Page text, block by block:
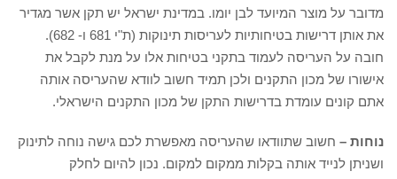
מדובר על מוצר המיועד לבן יומו. במדינת ישראל יש תקן אשר מגדיר
את אותן דרישות בטיחותיות לעריסות תינוקות (ת"י 681 ו- 682).
חובה על העריסה לעמוד בתקני בטיחות אלו על מנת לקבל את
אישורו של מכון התקנים ולכן תמיד חשוב לוודא שהעריסה אותה
אתם קונים עומדת בדרישות התקן של מכון התקנים הישראלי.
נוחות – חשוב שתוודאו שהעריסה מאפשרת לכם גישה נוחה לתינוק
ושניתן לנייד אותה בקלות ממקום למקום. נכון להיום לחלק